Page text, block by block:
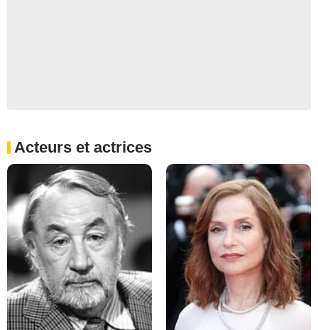
Acteurs et actrices